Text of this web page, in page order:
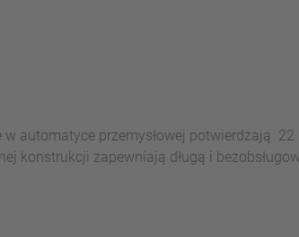
automatyce przemysłowej potwierdzają
konstrukcji zapewniają długą i